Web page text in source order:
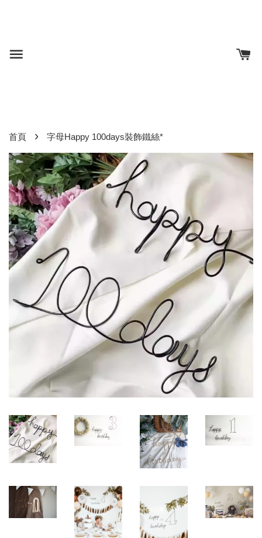
首頁 › 字母Happy 100days裝飾鐵絲*